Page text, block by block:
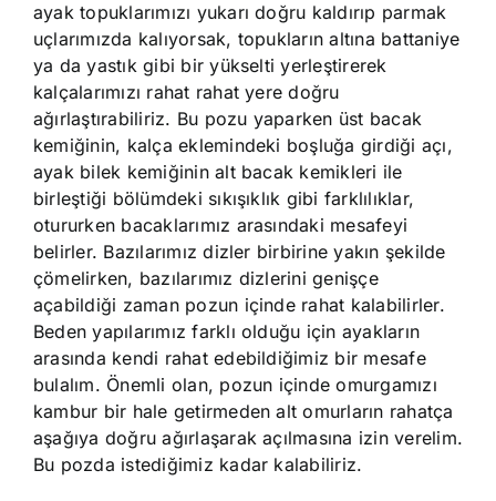
ayak topuklarımızı yukarı doğru kaldırıp parmak
uçlarımızda kalıyorsak, topukların altına battaniye
ya da yastık gibi bir yükselti yerleştirerek
kalçalarımızı rahat rahat yere doğru
ağırlaştırabiliriz. Bu pozu yaparken üst bacak
kemiğinin, kalça eklemindeki boşluğa girdiği açı,
ayak bilek kemiğinin alt bacak kemikleri ile
birleştiği bölümdeki sıkışıklık gibi farklılıklar,
otururken bacaklarımız arasındaki mesafeyi
belirler. Bazılarımız dizler birbirine yakın şekilde
çömelirken, bazılarımız dizlerini genişçe
açabildiği zaman pozun içinde rahat kalabilirler.
Beden yapılarımız farklı olduğu için ayakların
arasında kendi rahat edebildiğimiz bir mesafe
bulalım. Önemli olan, pozun içinde omurgamızı
kambur bir hale getirmeden alt omurların rahatça
aşağıya doğru ağırlaşarak açılmasına izin verelim.
Bu pozda istediğimiz kadar kalabiliriz.